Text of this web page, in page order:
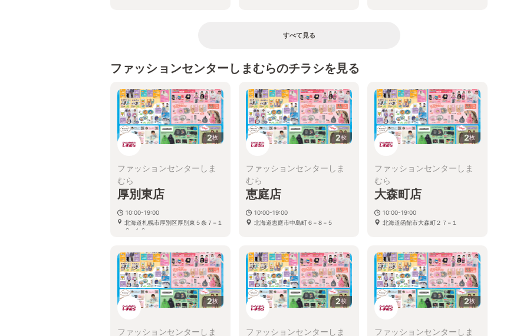
すべて見る
ファッションセンターしまむらのチラシを見る
2枚
ファッションセンターしま
むら
厚別東店
10:00-19:00
北海道札幌市厚別区厚別東５条７−１
２−１０
2枚
ファッションセンターしま
むら
恵庭店
10:00-19:00
北海道恵庭市中島町６−８−５
2枚
ファッションセンターしま
むら
大森町店
10:00-19:00
北海道函館市大森町２７−１
2枚
ファッションセンターしま
2枚
ファッションセンターしま
2枚
ファッションセンターしま